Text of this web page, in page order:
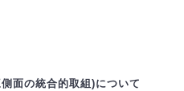
面の統合的取組)について